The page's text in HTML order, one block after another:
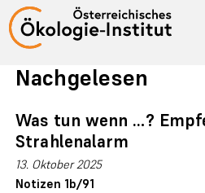
Nachgelesen
Was tun wenn …?
Strahlenalarm
13. Oktober 2025
Notizen 1b/91